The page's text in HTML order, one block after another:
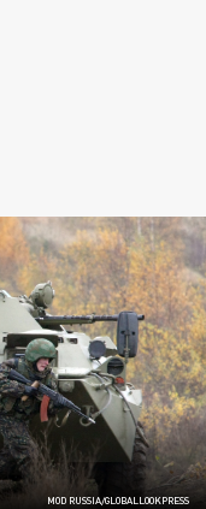
MOD RUSSIA/GLOBALLOOKPRESS